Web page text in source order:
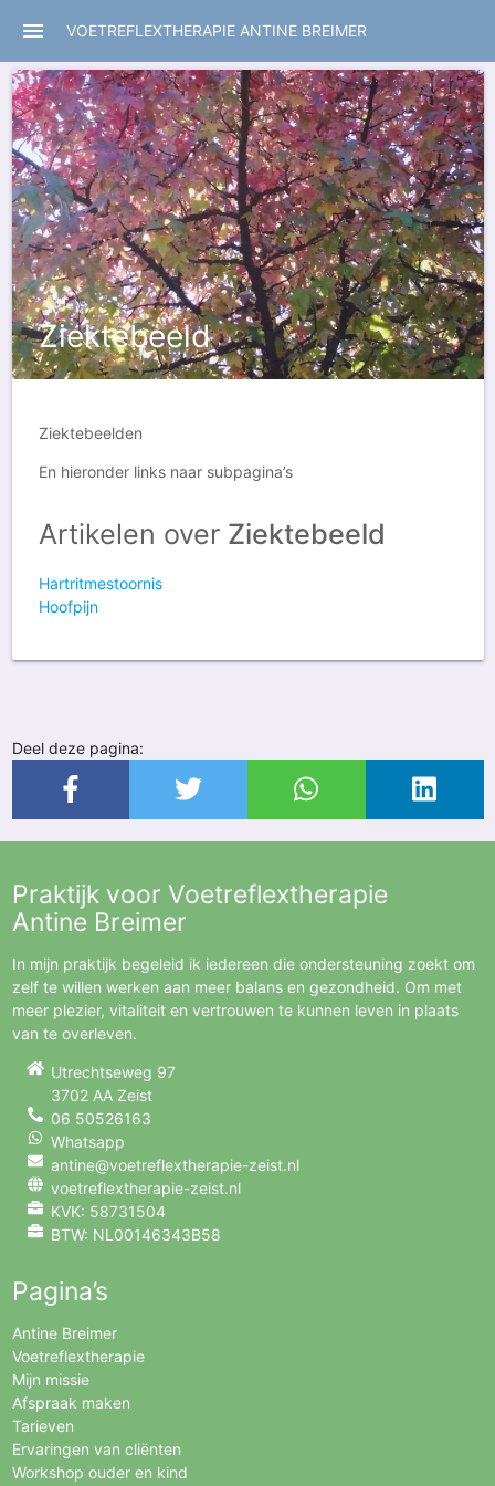
menu VOETREFLEXTHERAPIE ANTINE BREIMER
Ziektebeeld
Ziektebeelden
En hieronder links naar subpagina’s
Artikelen over Ziektebeeld
Hartritmestoornis
Hoofpijn
Deel deze pagina:
Praktijk voor Voetreflextherapie
Antine Breimer
In mijn praktijk begeleid ik iedereen die ondersteuning zoekt om
zelf te willen werken aan meer balans en gezondheid. Om met
meer plezier, vitaliteit en vertrouwen te kunnen leven in plaats
van te overleven.
Utrechtseweg 97
3702 AA Zeist
06 50526163
Whatsapp
antine@voetreflextherapie-zeist.nl
voetreflextherapie-zeist.nl
KVK: 58731504
BTW: NL00146343B58
Pagina’s
Antine Breimer
Voetreflextherapie
Mijn missie
Afspraak maken
Tarieven
Ervaringen van cliënten
Workshop ouder en kind